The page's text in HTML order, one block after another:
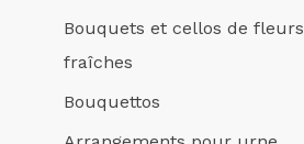
Bouquets et cellos de fleurs
fraîches
Bouquettos